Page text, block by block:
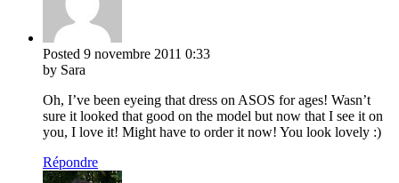
Posted 9 novembre 2011 0:33
by Sara
Oh, I’ve been eyeing that dress on ASOS for ages! Wasn’t
sure it looked that good on the model but now that I see it on
you, I love it! Might have to order it now! You look lovely :)
Répondre